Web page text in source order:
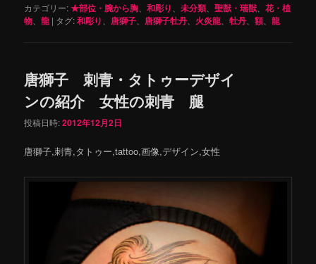
カテゴリー:★部位・腕から胸、和彫り、未分類、聖獣・瑞獣、花・植
物、龍 | タグ:和彫り、 唐獅子、 唐獅子牡丹、 火炎龍、牡丹、額、龍
唐獅子 刺青・タトゥーデザイ
ンの紹介 女性の刺青 腿
投稿日時:2012年12月2日
唐獅子,刺青,タトゥー,tattoo,画像,デザイン,女性